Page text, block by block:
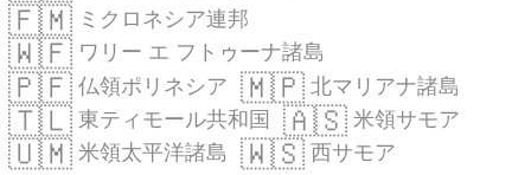
🇫🇲 ミクロネシア連邦
🇼🇫 ワリー エ フトゥーナ諸島
🇵🇫 仏領ポリネシア 🇲🇵 北マリアナ諸島
🇹🇱 東ティモール共和国 🇦🇸 米領サモア
🇺🇲 米領太平洋諸島 🇼🇸 西サモア